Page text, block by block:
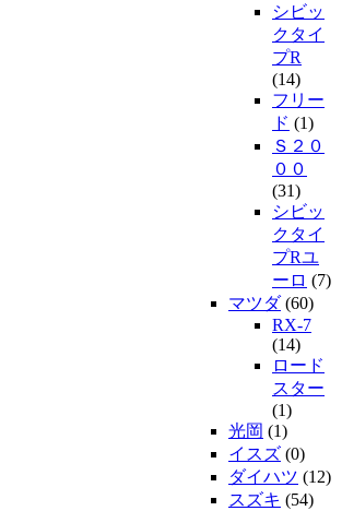
シビッ
クタイ
プR
(14)
フリー
ド (1)
Ｓ２０
００
(31)
シビッ
クタイ
プRユ
ーロ (7)
マツダ(60)
RX-7
(14)
ロード
スター
(1)
光岡 (1)
イスズ (0)
ダイハツ (12)
スズキ (54)